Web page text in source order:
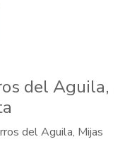
del Aguila,
del Aguila, Mijas